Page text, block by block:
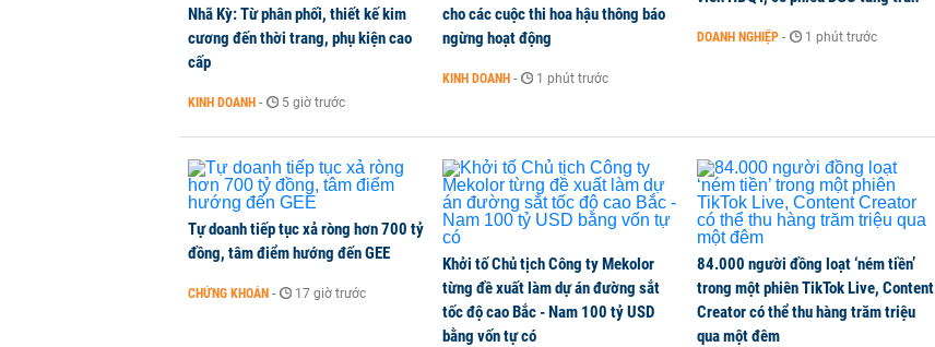
1 phút trước
Hơn 227.000 tài khoản gia nhập thị trường chứng khoán trong tháng 7 biến động
CHỨNG KHOÁN - 1 phút trước
Cuộc đua 'xuống phố' của ngân hàng thuần số
KINH DOANH - 1 phút trước
Nhã Kỳ: Từ phân phối, thiết kế kim
cương đến thời trang, phụ kiện cao
cấp
KINH DOANH - 5 giờ trước
cho các cuộc thi hoa hậu thông báo
ngừng hoạt động
KINH DOANH - 1 phút trước
DOANH NGHIỆP - 1 phút trước
Tự doanh tiếp tục xả ròng hơn 700 tỷ
đồng, tâm điểm hướng đến GEE
CHỨNG KHOÁN - 17 giờ trước
Khởi tố Chủ tịch Công ty Mekolor
từng đề xuất làm dự án đường sắt
tốc độ cao Bắc - Nam 100 tỷ USD
bằng vốn tự có
84.000 người đồng loạt ‘ném tiền’
trong một phiên TikTok Live, Content
Creator có thể thu hàng trăm triệu
qua một đêm